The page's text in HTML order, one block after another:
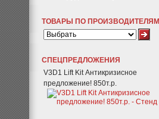
ТОВАРЫ ПО ПРОИЗВОДИТЕЛЯМ
СПЕЦПРЕДЛОЖЕНИЯ
V3D1 Lift Kit Антикризисное
предложение! 850т.р.